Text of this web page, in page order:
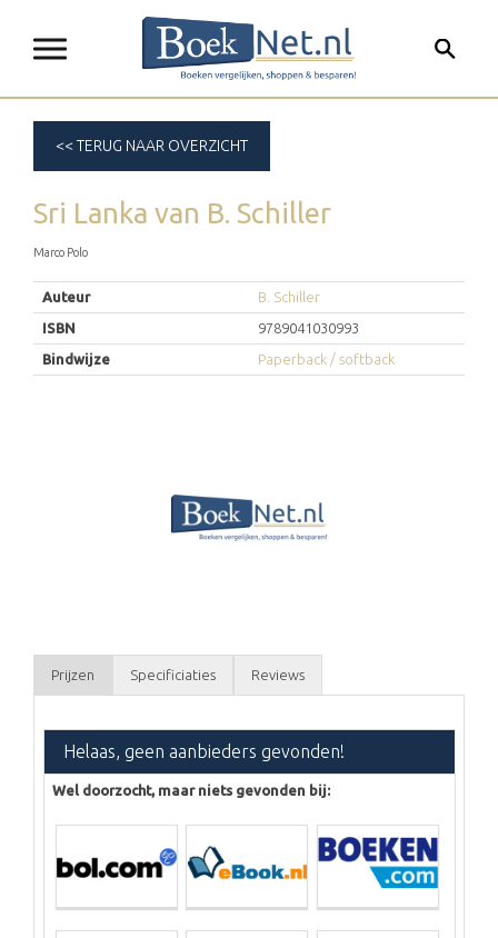
<< TERUG NAAR OVERZICHT
Sri Lanka van B. Schiller
Marco Polo
Auteur
B. Schiller
ISBN
9789041030993
Bindwijze
Paperback / softback
Prijzen Specificiaties Reviews
Helaas, geen aanbieders gevonden!
Wel doorzocht, maar niets gevonden bij: